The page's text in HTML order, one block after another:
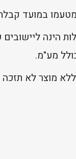
מטעמו במועד
הינה
מוצר לא